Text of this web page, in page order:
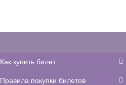
Как купить билет
Правила покупки билетов